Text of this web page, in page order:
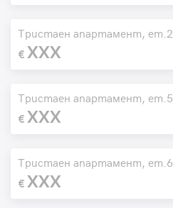
Тристаен апартамент, ет.2
XXX
Тристаен апартамент, ет.5
XXX
Тристаен апартамент, ет.6
XXX